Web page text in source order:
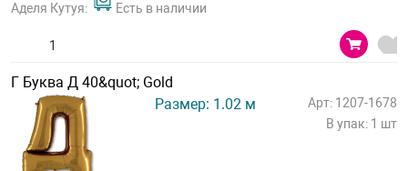
Аделя Кутуя: Есть в наличии
Г Буква Д 40&quot; Gold
Размер: 1.02 м
Арт: 1207-1678
В упак: 1 шт